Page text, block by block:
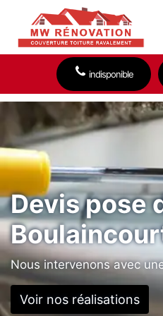
indisponible
Devis pose
Nous intervenons avec
Voir nos réalisations